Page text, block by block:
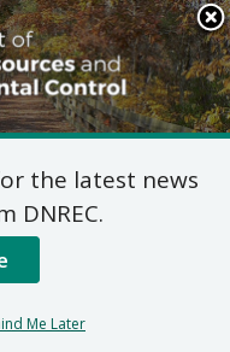
Search
This
Site
the latest news
DNREC.
Me Later